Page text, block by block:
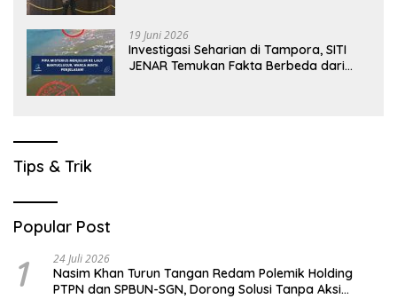
19 Juni 2026
Investigasi Seharian di Tampora, SITI
JENAR Temukan Fakta Berbeda dari
Tips & Trik
Popular Post
1 24 Juli 2026
Nasim Khan Turun Tangan Redam Polemik Holding
PTPN dan SPBUN-SGN, Dorong Solusi Tanpa Aksi